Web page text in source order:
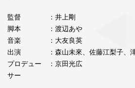
監督
：井上剛
脚本
：渡辺あや
音楽
：大友良英
出演
：森山未來、佐藤江梨子、
プロデュー
サー
：京田光広